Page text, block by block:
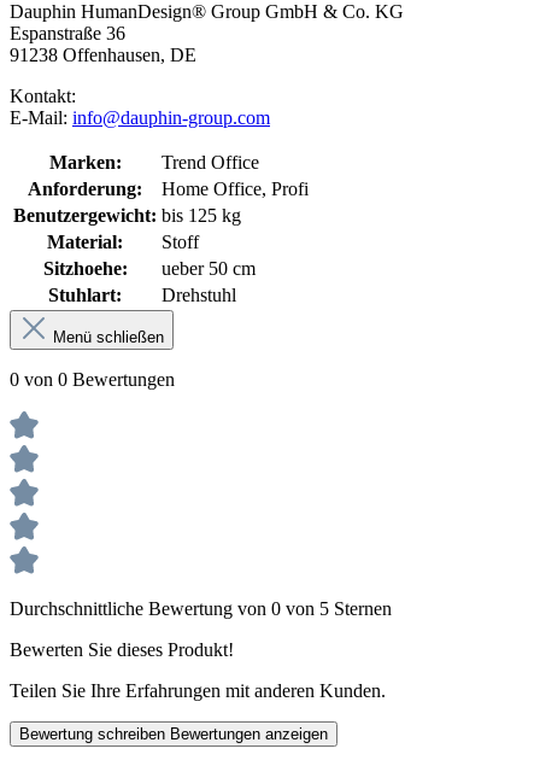
Dauphin HumanDesign® Group GmbH & Co. KG
Espanstraße 36
91238 Offenhausen, DE
Kontakt:
E-Mail: info@dauphin-group.com
Marken:
Trend Office
Anforderung:
Home Office, Profi
Benutzergewicht: bis 125 kg
Material:
Stoff
Sitzhoehe:
ueber 50 cm
Stuhlart:
Drehstuhl
Menü schließen
0 von 0 Bewertungen
Durchschnittliche Bewertung von 0 von 5 Sternen
Bewerten Sie dieses Produkt!
Teilen Sie Ihre Erfahrungen mit anderen Kunden.
Bewertung schreiben Bewertungen anzeigen